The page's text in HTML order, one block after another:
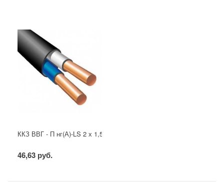
ККЗ ВВГ - П нг(А)-LS 2 х 1,5 ГОСТ
46,63 руб.